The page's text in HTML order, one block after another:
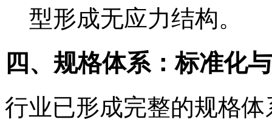
型形成无应力结构。
四、规格体系：标准化
行业已形成完整的规格体